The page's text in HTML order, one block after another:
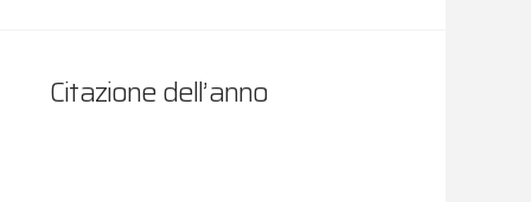
Citazione dell’anno